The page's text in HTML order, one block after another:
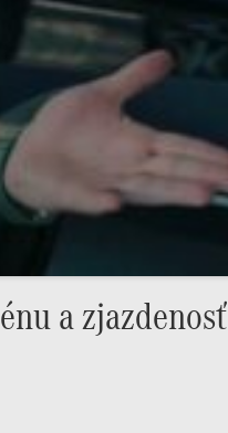
a zjazdenosť